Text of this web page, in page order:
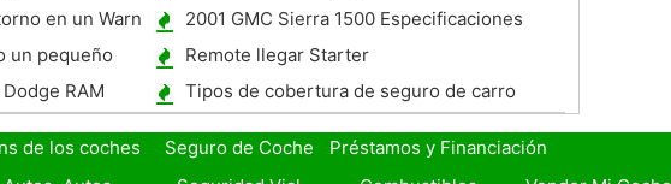
Precio Total
en un Warn
2001 GMC Sierra 1500 Especificaciones
un pequeño
Remote llegar Starter
RAM
Tipos de cobertura de seguro de carro
de los coches Seguro de Coche
Préstamos y Financiación